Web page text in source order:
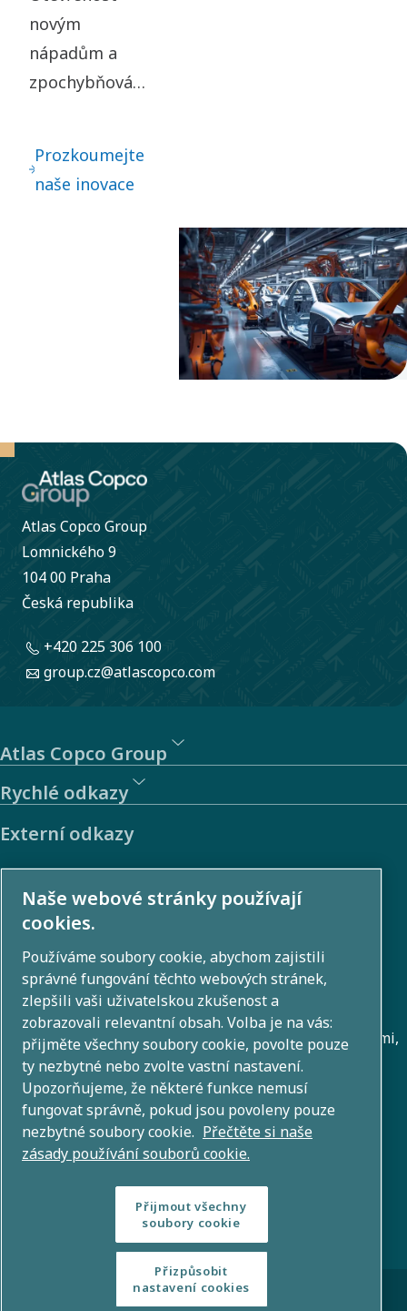
novým
nápadům a
zpochybňování
základem
našich inovací.
Prozkoumejte
naše inovace
Atlas Copco Group
Lomnického 9
104 00 Praha
Česká republika
+420 225 306 100
group.cz@atlascopco.com
Atlas Copco Group
Rychlé odkazy
Externí odkazy
Galerie fotografií a videí
O nás
Atlas Copco Group vyvíjí inovativní řešení napříč oblastmi,
jako jsou stlačování vzduchu, vakuová technika,
průmyslové technologie a energetické systémy. Díky
globálnímu portfoliu více než 80 značek přinášíme
technologie, které mění budoucnost.
© Copyright 2026 – Atlas Copco Group
Naše webové stránky používají
cookies.
Používáme soubory cookie, abychom zajistili
správné fungování těchto webových stránek,
zlepšili vaši uživatelskou zkušenost a
zobrazovali relevantní obsah. Volba je na vás:
přijměte všechny soubory cookie, povolte pouze
ty nezbytné nebo zvolte vastní nastavení.
Upozorňujeme, že některé funkce nemusí
fungovat správně, pokud jsou povoleny pouze
nezbytné soubory cookie. Přečtěte si naše
zásady používání souborů cookie.
Přijmout všechny
soubory cookie
Přizpůsobit
nastavení cookies